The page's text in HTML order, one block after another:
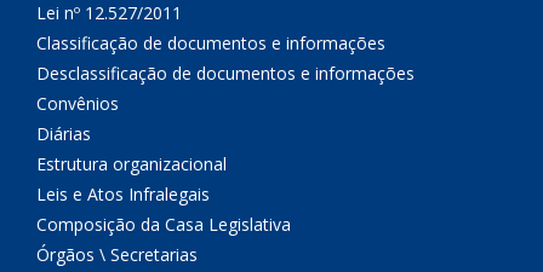
Lei nº 12.527/2011
Classificação de documentos e informações
Desclassificação de documentos e informações
Convênios
Diárias
Estrutura organizacional
Leis e Atos Infralegais
Composição da Casa Legislativa
Órgãos \ Secretarias